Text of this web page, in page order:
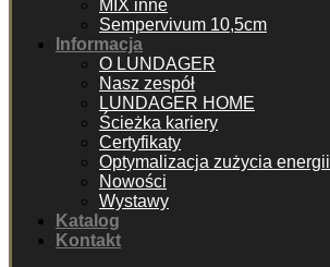
MIX inne
Sempervivum 10,5cm
Informacja
O LUNDAGER
Nasz zespół
LUNDAGER HOME
Ścieżka kariery
Certyfikaty
Optymalizacja zużycia energii
Nowości
Wystawy
Katalog
Kontakt